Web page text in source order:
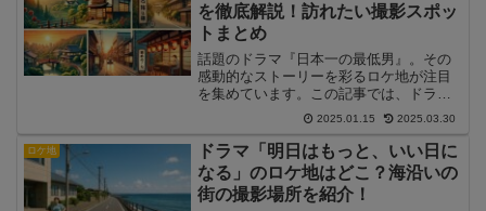
を徹底解説！訪れたい撮影スポッ
トまとめ
話題のドラマ『日本一の最低男』。その
感動的なストーリーを彩るロケ地が注目
を集めています。この記事では、ドラマ
の主要なロケ地を紹介し、訪れる際のポ
イントや楽しみ方を解説します。
2025.01.15 2025.03.30
ロケ地
ドラマ「明日はもっと、いい日に
なる」のロケ地はどこ？海沿いの
街の撮影場所を紹介！